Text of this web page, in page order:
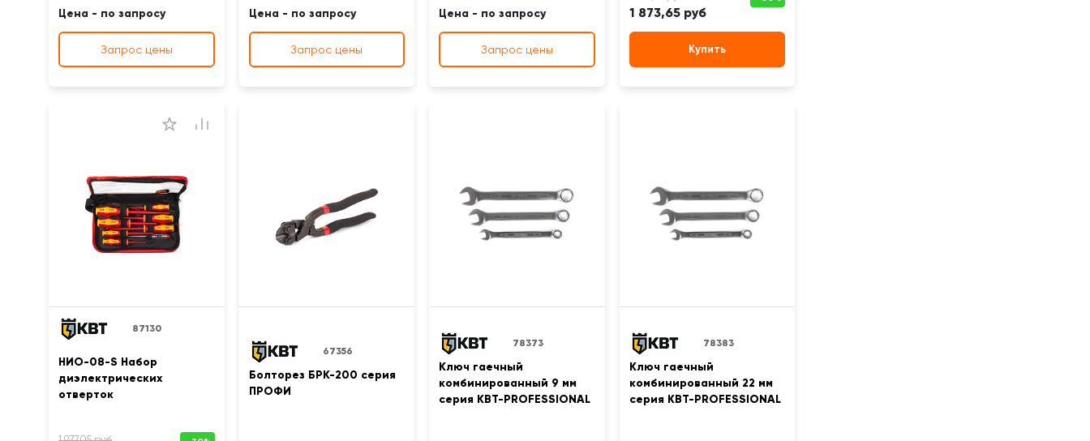
Цена - по запросу
Запрос цены
Цена - по запросу
Запрос цены
Цена - по запросу
Запрос цены
1 873,65 руб
Купить
87130
НИО-08-S Набор
диэлектрических
отверток
67356
Болторез БРК-200 серия
ПРОФИ
78373
Ключ гаечный
комбинированный 9 мм
серия KBT-PROFESSIONAL
78383
Ключ гаечный
комбинированный 22 мм
серия KBT-PROFESSIONAL